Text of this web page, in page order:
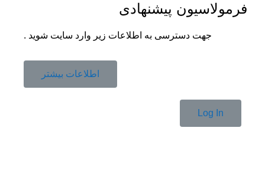
فرمولاسیون پیشنهادی
جهت دسترسی به اطلاعات زیر وارد سایت شوید .
اطلاعات بیشتر
Log In